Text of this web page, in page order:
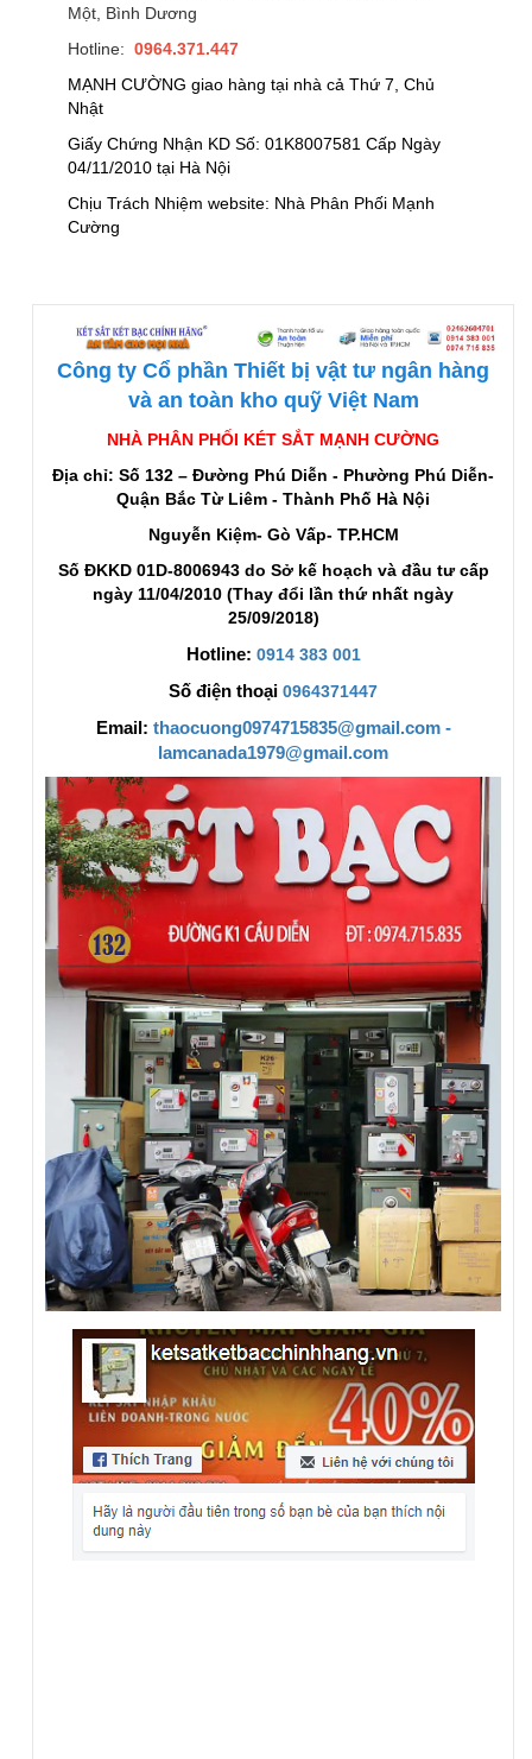
Một, Bình Dương
Hotline: 0964.371.447
MẠNH CƯỜNG giao hàng tại nhà cả Thứ 7, Chủ
Nhật
Giấy Chứng Nhận KD Số: 01K8007581 Cấp Ngày
04/11/2010 tại Hà Nội
Chịu Trách Nhiệm website: Nhà Phân Phối Mạnh
Cường
Công ty Cổ phần Thiết bị vật tư ngân hàng
và an toàn kho quỹ Việt Nam
NHÀ PHÂN PHỐI KÉT SẮT MẠNH CƯỜNG
Địa chỉ: Số 132 – Đường Phú Diễn - Phường Phú Diễn-
Quận Bắc Từ Liêm - Thành Phố Hà Nội
Nguyễn Kiệm- Gò Vấp- TP.HCM
Số ĐKKD 01D-8006943 do Sở kế hoạch và đầu tư cấp
ngày 11/04/2010 (Thay đổi lần thứ nhất ngày
25/09/2018)
Hotline: 0914 383 001
Số điện thoại 0964371447
Email: thaocuong0974715835@gmail.com -
lamcanada1979@gmail.com